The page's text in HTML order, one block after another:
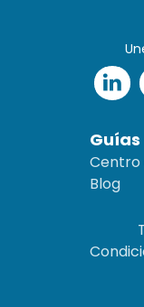
Guías
Centro
Blog